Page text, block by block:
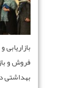
فروش و
بهداشتی